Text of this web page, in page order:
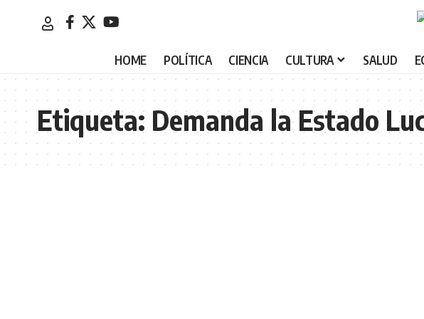
HOME POLÍTICA CIENCIA CULTURA SALUD
Etiqueta: Demanda la Estado